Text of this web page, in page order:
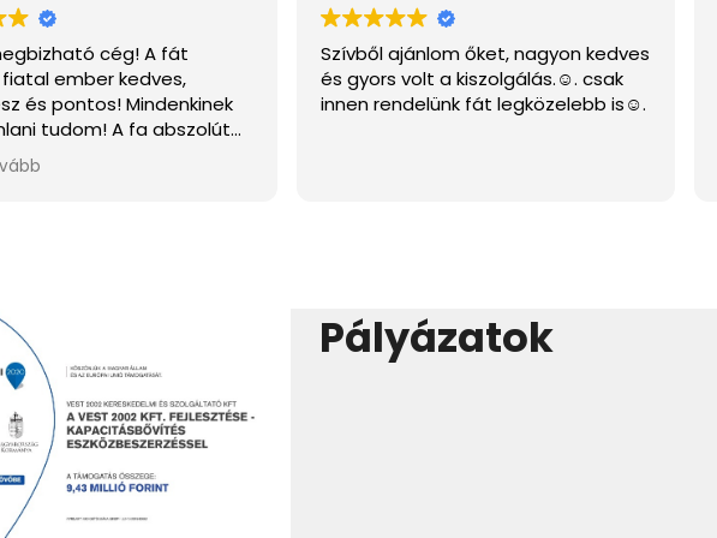
Szívből ajánlom őket, nagyon kedves
és gyors volt a kiszolgálás.☺️. csak
innen rendelünk fát legközelebb is☺️.
Megbízható cèg 👍
Pályázatok